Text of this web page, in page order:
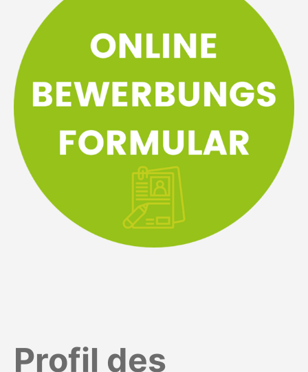
Profil des